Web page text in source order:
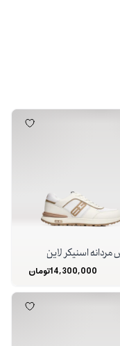
اسنیکر لاین
14,300,000تومان